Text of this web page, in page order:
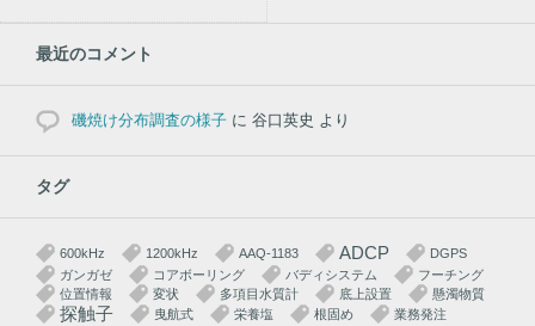
最近のコメント
磯焼け分布調査の様子 に 谷口英史 より
タグ
600kHz 1200kHz AAQ-1183 ADCP
DGPS
ガンガゼ
コアボーリング バディシステム
フーチング
位置情報
変状 多項目水質計 底上設置 懸濁物質
探触子 曳航式 栄養塩 根固め
業務発注